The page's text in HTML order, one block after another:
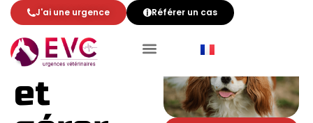
J'ai une urgence Référer un cas
Reconnaître
et